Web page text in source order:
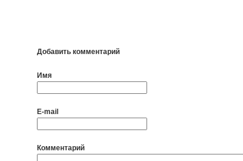
Добавить комментарий
Имя
E-mail
Комментарий